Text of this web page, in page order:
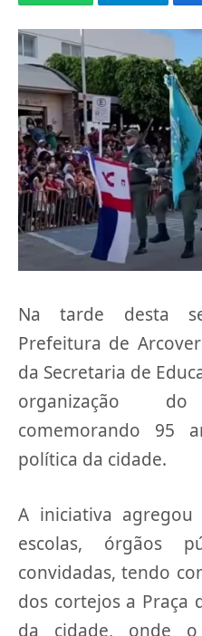
Na tarde desta
Prefeitura de
da Secretaria de
organização
comemorando 95
política da cidade.
A iniciativa
escolas, órgãos
convidadas, tendo
dos cortejos a Praça
da cidade, onde